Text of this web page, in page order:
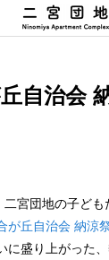
自治会
宮団地の子ど
が丘自治会 納涼
に盛り上がった